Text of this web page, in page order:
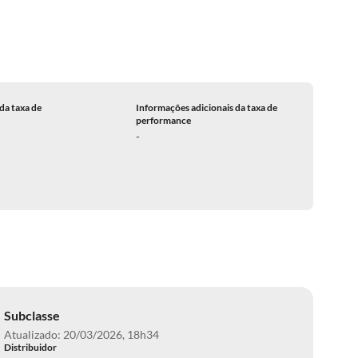
taxa de
Informações adicionais da taxa de
performance
-
Subclasse
Atualizado: 20/03/2026, 18h34
Distribuidor